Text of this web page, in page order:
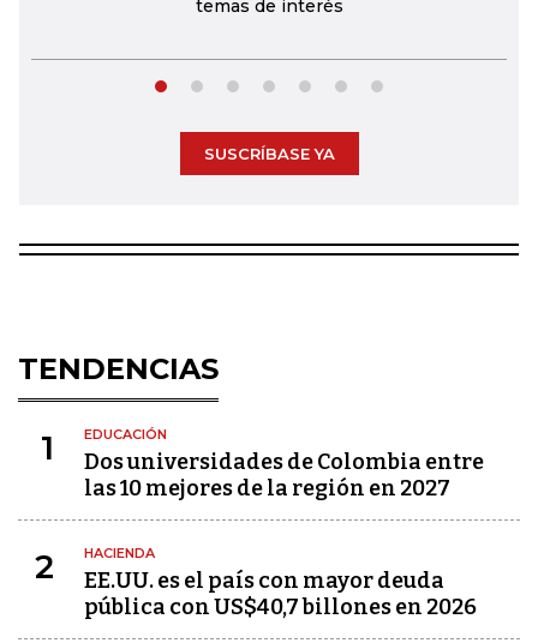
temas de interés
SUSCRÍBASE YA
TENDENCIAS
1 EDUCACIÓN
Dos universidades de Colombia entre
las 10 mejores de la región en 2027
2 HACIENDA
EE.UU. es el país con mayor deuda
pública con US$40,7 billones en 2026